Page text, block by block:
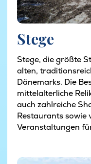
Stege
Stege, die größte
alten,
Dänemarks. Die
mittelalterliche
auch zahlreiche
Restaurants sowie
Veranstaltungen